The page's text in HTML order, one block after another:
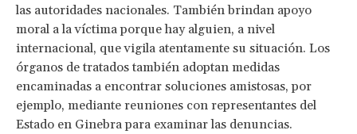
las autoridades nacionales. También brindan apoyo
moral a la víctima porque hay alguien, a nivel
internacional, que vigila atentamente su situación. Los
órganos de tratados también adoptan medidas
encaminadas a encontrar soluciones amistosas, por
ejemplo, mediante reuniones con representantes del
Estado en Ginebra para examinar las denuncias.